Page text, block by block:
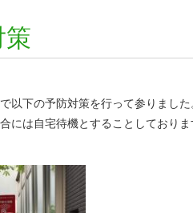
以下の予防対策を行って参りました
には自宅待機とすることしておりま